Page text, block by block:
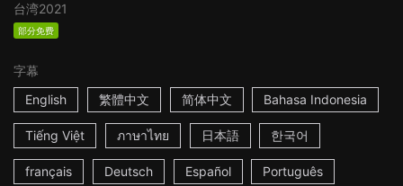
台湾2021
部分免费
字幕
English
繁體中文 简体中文 Bahasa Indonesia
Tiếng Việt ภาษาไทย 日本語 한국어
français Deutsch Español Português